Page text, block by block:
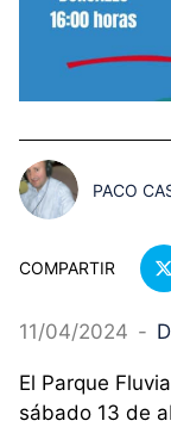
PACO
COMPARTIR
11/04/2024 -
El Parque
sábado 13 de